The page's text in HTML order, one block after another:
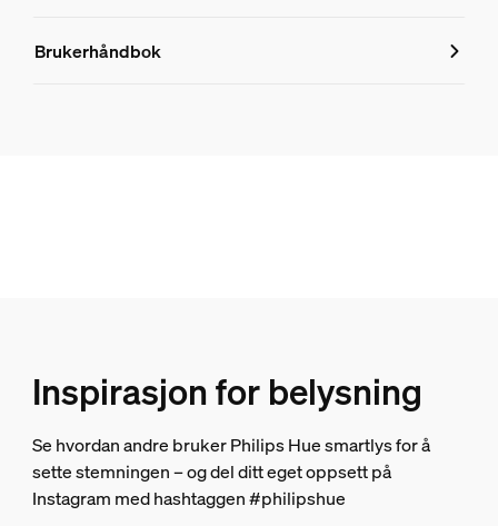
Funksjoner
Holdbarhet
25 000
Ekstra funksjon/tilbehør følger med.
Brukerhåndbok
Inspirasjon for belysning
Se hvordan andre bruker Philips Hue smartlys for å
sette stemningen – og del ditt eget oppsett på
Instagram med hashtaggen #philipshue